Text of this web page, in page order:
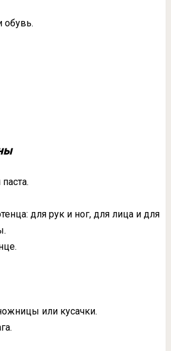
обувь.
для рук и ног, для лица и для
или кусачки.